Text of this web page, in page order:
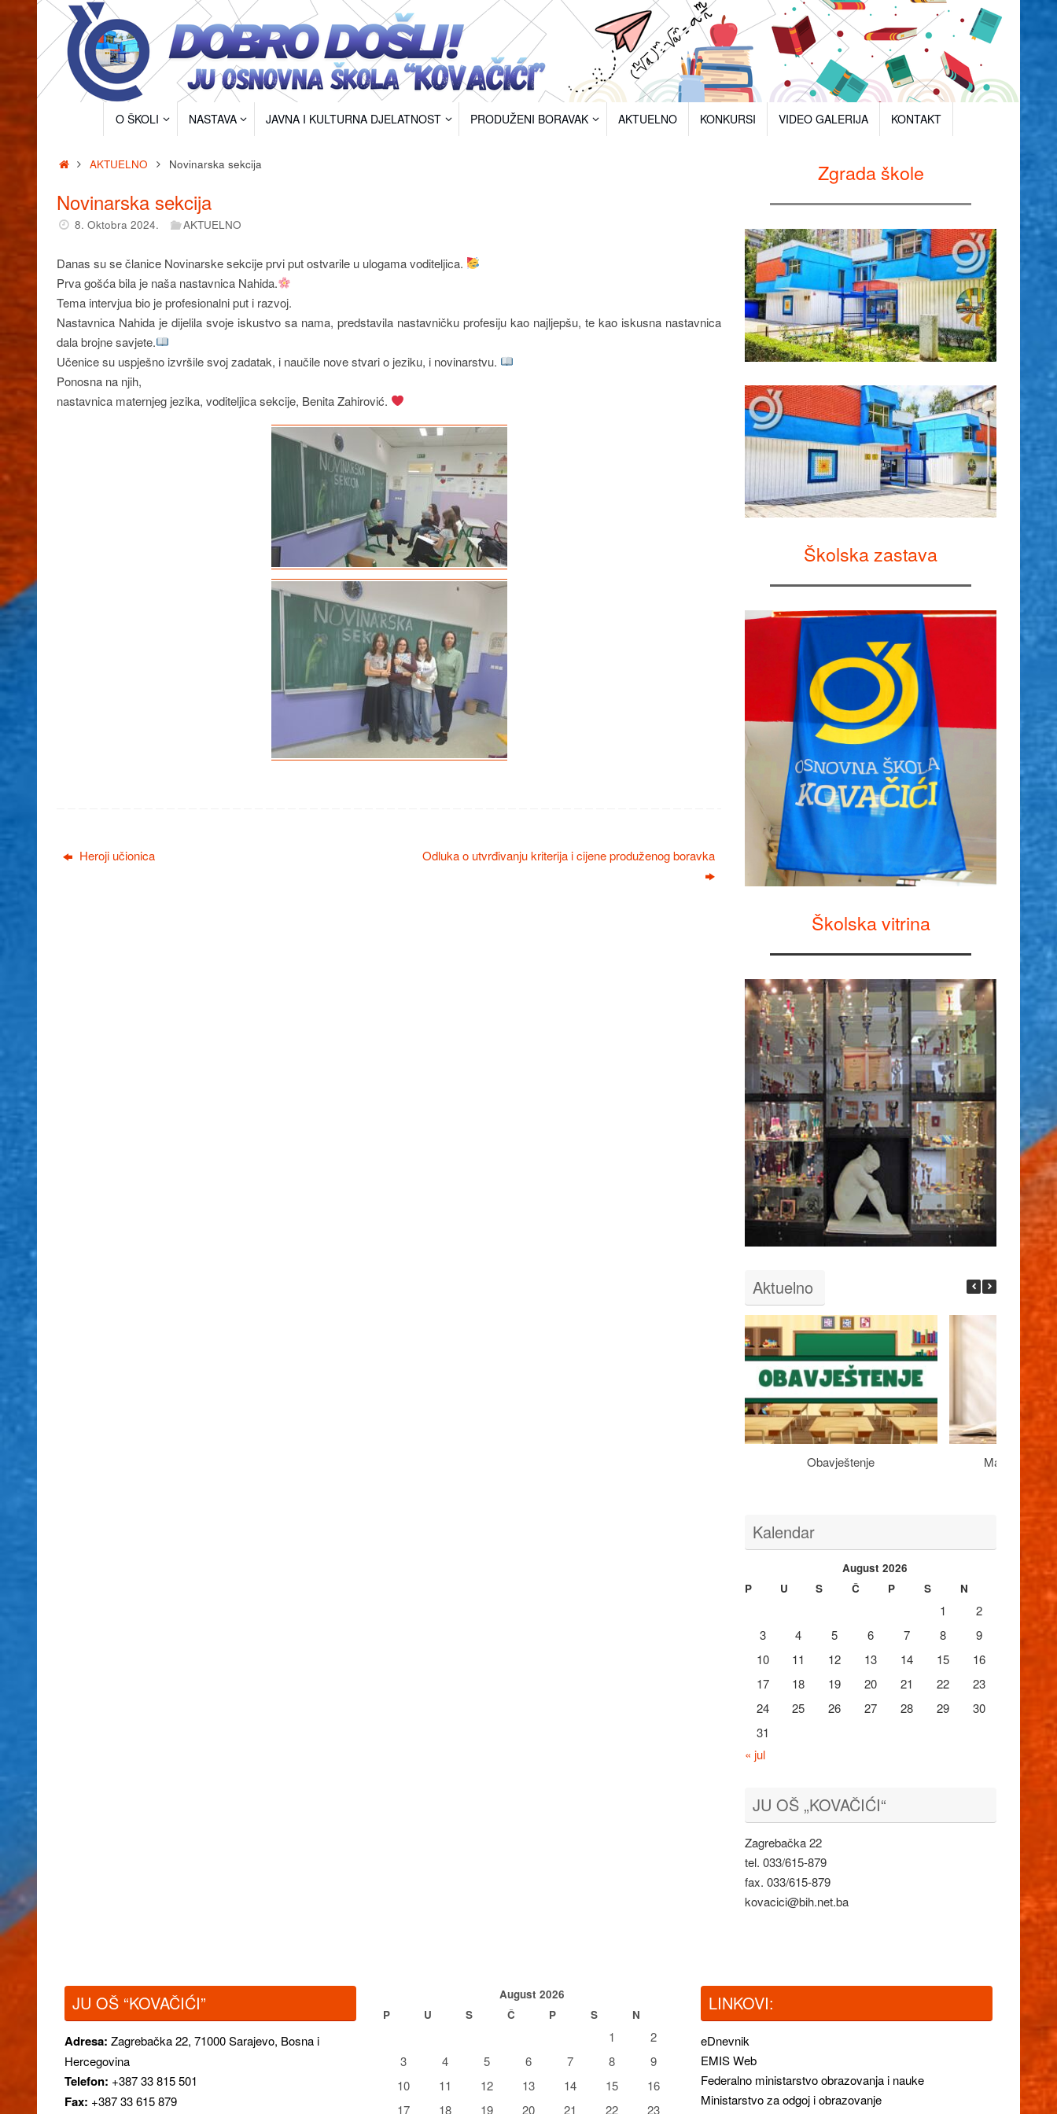
O ŠKOLI NASTAVA JAVNA I KULTURNA DJELATNOST PRODUŽENI BORAVAK AKTUELNO KONKURSI VIDEO GALERIJA KONTAKT
HomeAKTUELNO Novinarska sekcija
Novinarska sekcija
8. Oktobra 2024. AKTUELNO
Danas su se članice Novinarske sekcije prvi put ostvarile u ulogama voditeljica.
Prva gošća bila je naša nastavnica Nahida.
Tema intervjua bio je profesionalni put i razvoj.
Nastavnica Nahida je dijelila svoje iskustvo sa nama, predstavila nastavničku profesiju kao najljepšu, te kao iskusna nastavnica
dala brojne savjete.
Učenice su uspješno izvršile svoj zadatak, i naučile nove stvari o jeziku, i novinarstvu.
Ponosna na njih,
nastavnica maternjeg jezika, voditeljica sekcije, Benita Zahirović.
Heroji učionica Odluka o utvrđivanju kriterija i cijene produženog boravka
Zgrada škole
Školska zastava
Školska vitrina
Aktuelno
Obavještenje Maturantima
Kalendar
August 2026
P
U S Č P S N
1
2
3
4 5 6 7 8
9
10
11 12 13 14 15
16
17
18 19 20 21 22
23
24
25 26 27 28 29
30
31
« jul
JU OŠ „KOVAČIĆI“
Zagrebačka 22
tel. 033/615-879
fax. 033/615-879
kovacici@bih.net.ba
JU OŠ “KOVAČIĆI”
Adresa: Zagrebačka 22, 71000 Sarajevo, Bosna i
Hercegovina
Telefon: +387 33 815 501
Fax: +387 33 615 879
August 2026
P
U S Č P S N
1
2
3
4 5 6 7 8
9
10
11 12 13 14 15
16
17
18 19 20 21 22 23
LINKOVI:
eDnevnik
EMIS Web
Federalno ministarstvo obrazovanja i nauke
Ministarstvo za odgoj i obrazovanje